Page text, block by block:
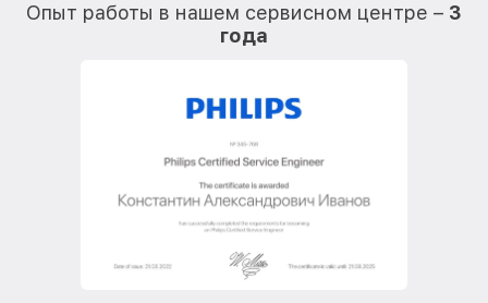
Опыт работы в нашем сервисном центре – 3
года